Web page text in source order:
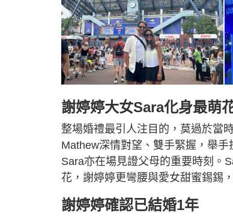
謝婷婷大女Sara化身最萌
整場婚禮最引人注目的，莫過於當
Mathew深情對望、雙手緊握，舉
Sara亦在場見證父母的重要時刻。
花，謝婷婷更彎腰與愛女甜蜜錫錫
謝婷婷確認已結婚1年